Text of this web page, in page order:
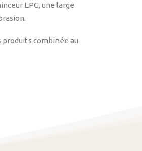
LPG, une large
produits combinée au